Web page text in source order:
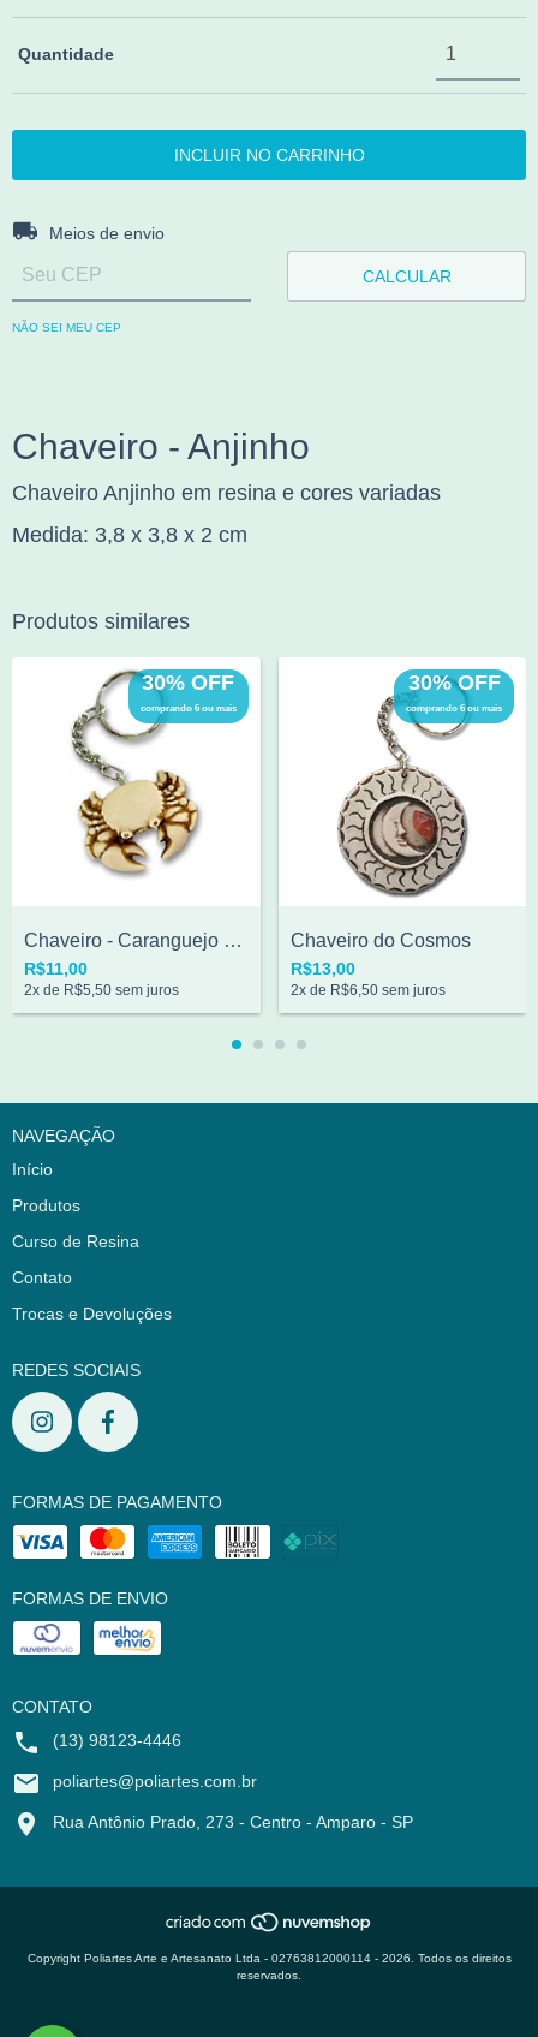
Quantidade
Entregas para o CEP:
Meios de envio
CALCULAR
NÃO SEI MEU CEP
Chaveiro - Anjinho
Chaveiro Anjinho em resina e cores variadas
Medida: 3,8 x 3,8 x 2 cm
Produtos similares
30% OFF
comprando 6 ou mais
Chaveiro - Caranguejo - Siri
R$11,00
2x de R$5,50 sem juros
30% OFF
comprando 6 ou mais
Chaveiro do Cosmos
R$13,00
2x de R$6,50sem juros
NAVEGAÇÃO
Início
Produtos
Curso de Resina
Contato
Trocas e Devoluções
REDES SOCIAIS
FORMAS DE PAGAMENTO
FORMAS DE ENVIO
CONTATO
(13) 98123-4446
poliartes@poliartes.com.br
Rua Antônio Prado, 273 - Centro - Amparo - SP
Copyright Poliartes Arte e Artesanato Ltda - 02763812000114 - 2026. Todos os direitos
reservados.